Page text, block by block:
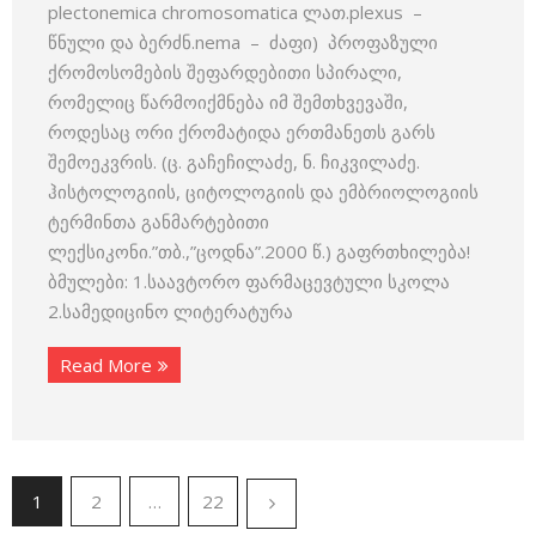
plectonemica chromosomatica ლათ.plexus –
წნული და ბერძნ.nema – ძაფი) პროფაზული
ქრომოსომების შეფარდებითი სპირალი,
რომელიც წარმოიქმნება იმ შემთხვევაში,
როდესაც ორი ქრომატიდა ერთმანეთს გარს
შემოეკვრის. (ც. გაჩეჩილაძე, ნ. ჩიკვილაძე.
ჰისტოლოგიის, ციტოლოგიის და ემბრიოლოგიის
ტერმინთა განმარტებითი
ლექსიკონი.”თბ.,”ცოდნა”.2000 წ.) გაფრთხილება!
ბმულები: 1.საავტორო ფარმაცევტული სკოლა
2.სამედიცინო ლიტერატურა
Read More
1 2 … 22